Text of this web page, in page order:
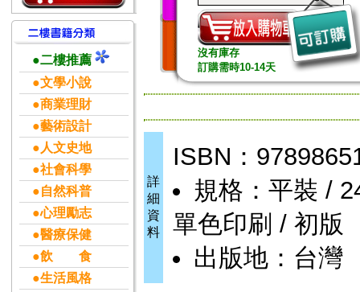
●二樓推薦
●文學小說
●商業理財
●藝術設計
●人文史地
●社會科學
●自然科普
●心理勵志
●醫療保健
●飲 食
●生活風格
沒有庫存
訂購需時10-14天
詳
細
資
料
ISBN：
規格：平裝 /
單色印刷 / 初版
出版地：台灣